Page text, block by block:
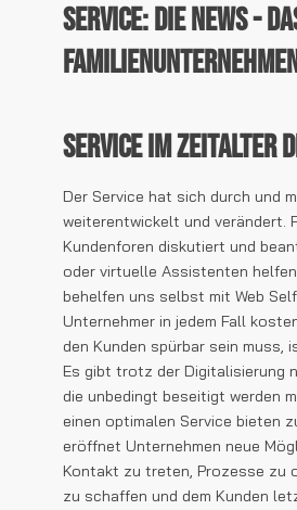
Service: DIE NEWS -
Service im Zeitalter
Der Service hat sich durch und
weiterentwickelt und verändert.
Kundenforen diskutiert und
oder virtuelle Assistenten
behelfen uns selbst mit Web
Unternehmer in jedem Fall
den Kunden spürbar sein muss,
Es gibt trotz der Digitalisierung
die unbedingt beseitigt werden
einen optimalen Service bieten
eröffnet Unternehmen neue
Kontakt zu treten, Prozesse zu
zu schaffen und dem Kunden